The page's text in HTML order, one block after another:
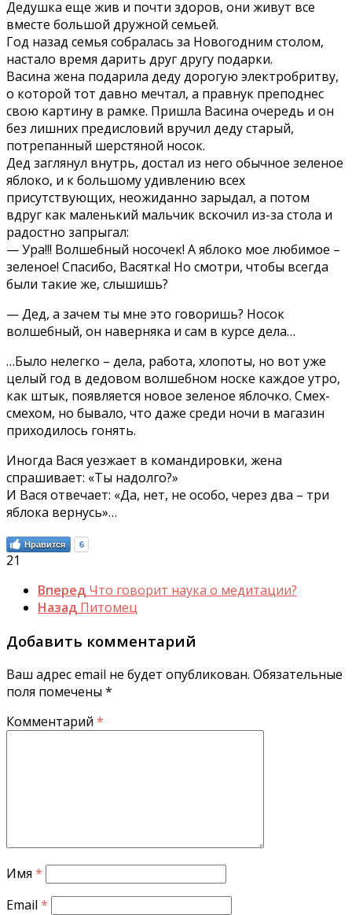
Дедушка еще жив и почти здоров, они живут все
вместе большой дружной семьей.
Год назад семья собралась за Новогодним столом,
настало время дарить друг другу подарки.
Васина жена подарила деду дорогую электробритву,
о которой тот давно мечтал, а правнук преподнес
свою картину в рамке. Пришла Васина очередь и он
без лишних предисловий вручил деду старый,
потрепанный шерстяной носок.
Дед заглянул внутрь, достал из него обычное зеленое
яблоко, и к большому удивлению всех
присутствующих, неожиданно зарыдал, а потом
вдруг как маленький мальчик вскочил из-за стола и
радостно запрыгал:
— Ура!!! Волшебный носочек! А яблоко мое любимое –
зеленое! Спасибо, Васятка! Но смотри, чтобы всегда
были такие же, слышишь?
— Дед, а зачем ты мне это говоришь? Носок
волшебный, он наверняка и сам в курсе дела…
…Было нелегко – дела, работа, хлопоты, но вот уже
целый год в дедовом волшебном носке каждое утро,
как штык, появляется новое зеленое яблочко. Смех-
смехом, но бывало, что даже среди ночи в магазин
приходилось гонять.
Иногда Вася уезжает в командировки, жена
спрашивает: «Ты надолго?»
И Вася отвечает: «Да, нет, не особо, через два – три
яблока вернусь»…
Нравится 6
21
Вперед Что говорит наука о медитации?
Назад Питомец
Добавить комментарий
Ваш адрес email не будет опубликован. Обязательные
поля помечены *
Комментарий *
Имя *
Email *